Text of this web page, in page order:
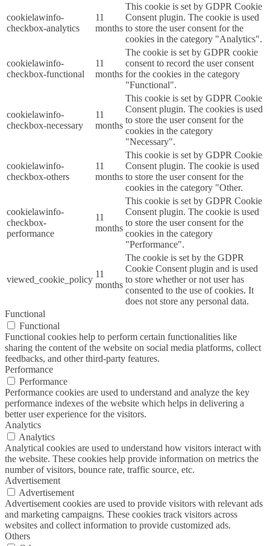
cookielawinfo-
checkbox-analytics
11
months
This cookie is set by GDPR Cookie
Consent plugin. The cookie is used
to store the user consent for the
cookies in the category "Analytics".
cookielawinfo-
checkbox-functional
11
months
The cookie is set by GDPR cookie
consent to record the user consent
for the cookies in the category
"Functional".
cookielawinfo-
checkbox-necessary
11
months
This cookie is set by GDPR Cookie
Consent plugin. The cookies is used
to store the user consent for the
cookies in the category
"Necessary".
cookielawinfo-
checkbox-others
11
months
This cookie is set by GDPR Cookie
Consent plugin. The cookie is used
to store the user consent for the
cookies in the category "Other.
cookielawinfo-
checkbox-
performance
11
months
This cookie is set by GDPR Cookie
Consent plugin. The cookie is used
to store the user consent for the
cookies in the category
"Performance".
viewed_cookie_policy
11
months
The cookie is set by the GDPR
Cookie Consent plugin and is used
to store whether or not user has
consented to the use of cookies. It
does not store any personal data.
Functional
Functional
Functional cookies help to perform certain functionalities like
sharing the content of the website on social media platforms, collect
feedbacks, and other third-party features.
Performance
Performance
Performance cookies are used to understand and analyze the key
performance indexes of the website which helps in delivering a
better user experience for the visitors.
Analytics
Analytics
Analytical cookies are used to understand how visitors interact with
the website. These cookies help provide information on metrics the
number of visitors, bounce rate, traffic source, etc.
Advertisement
Advertisement
Advertisement cookies are used to provide visitors with relevant ads
and marketing campaigns. These cookies track visitors across
websites and collect information to provide customized ads.
Others